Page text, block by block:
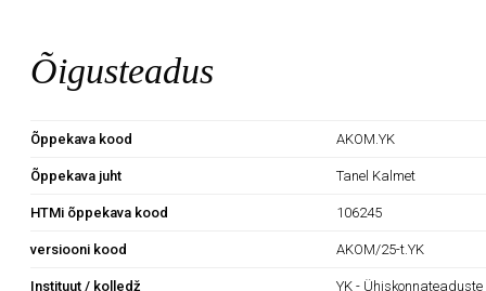
Õigusteadus
Õppekava kood AKOM.YK
Õppekava juht Tanel Kalmet
HTMi õppekava kood 106245
versiooni kood AKOM/25-t.YK
Instituut / kolledž YK -